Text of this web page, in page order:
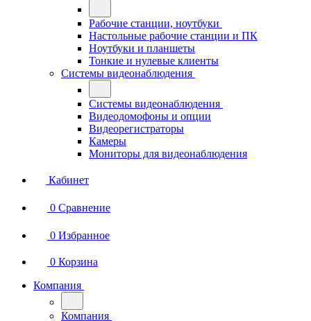
Рабочие станции, ноутбуки
Настольные рабочие станции и ПК
Ноутбуки и планшеты
Тонкие и нулевые клиенты
Системы видеонаблюдения
Системы видеонаблюдения
Видеодомофоны и опции
Видеорегистраторы
Камеры
Мониторы для видеонаблюдения
Кабинет
0 Сравнение
0 Избранное
0 Корзина
Компания
Компания